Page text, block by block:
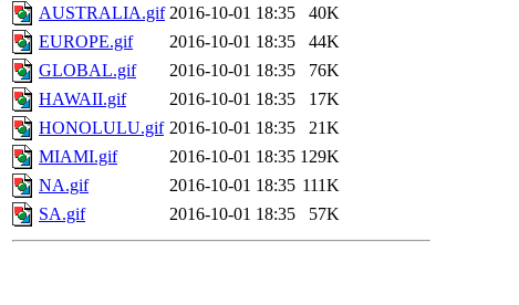
AUSTRALIA.gif 2016-10-01 18:35
40K
EUROPE.gif
2016-10-01 18:35
44K
GLOBAL.gif
2016-10-01 18:35
76K
HAWAII.gif
2016-10-01 18:35
17K
HONOLULU.gif 2016-10-01 18:35
21K
MIAMI.gif
2016-10-01 18:35 129K
NA.gif
2016-10-01 18:35 111K
SA.gif
2016-10-01 18:35 57K